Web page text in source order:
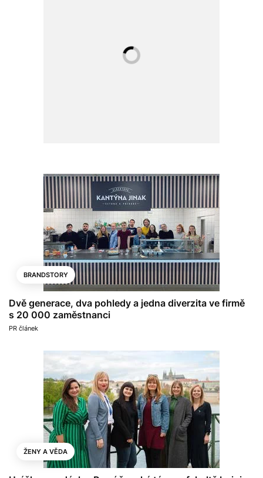
BRANDSTORY
Dvě generace, dva pohledy a jedna diverzita ve firmě
s 20 000 zaměstnanci
PR článek
ŽENY A VĚDA